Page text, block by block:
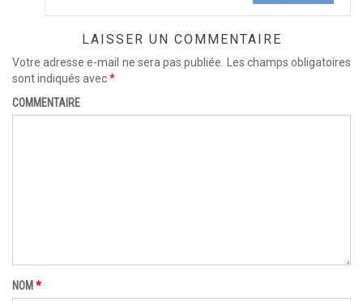
LAISSER UN COMMENTAIRE
Votre adresse e-mail ne sera pas publiée.
Les champs obligatoires
sont indiqués avec*
COMMENTAIRE
NOM *